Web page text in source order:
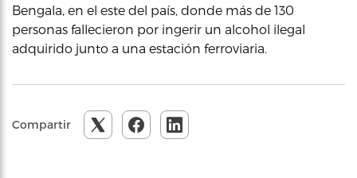
Bengala, en el este del país, donde más de 130
personas fallecieron por ingerir un alcohol ilegal
adquirido junto a una estación ferroviaria.
Compartir